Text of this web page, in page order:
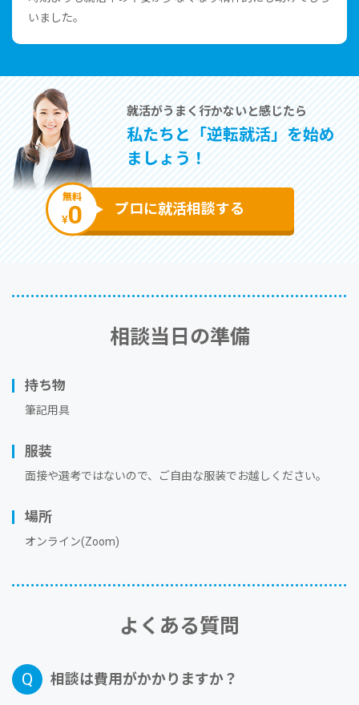
いました。
就活がうまく⾏かないと感じたら
私たちと「逆転就活」を始め
ましょう！
無料
¥0 プロに就活相談する
相談当⽇の準備
持ち物
筆記用具
服装
⾯接や選考ではないので、ご⾃由な服装でお越しください。
場所
オンライン(Zoom)
よくある質問
相談は費⽤がかかりますか？